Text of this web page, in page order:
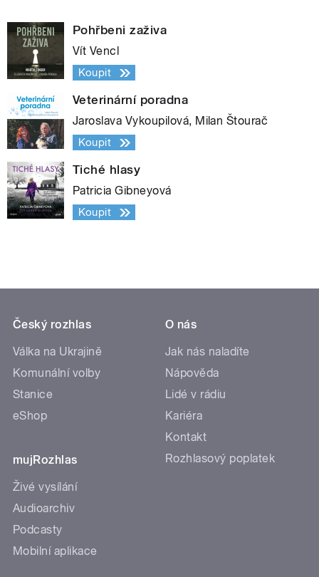
Pohřbeni zaživa
Vít Vencl
Koupit
Veterinární poradna
Jaroslava Vykoupilová, Milan Štourač
Koupit
Tiché hlasy
Patricia Gibneyová
Koupit
Český rozhlas
Válka na Ukrajině
Komunální volby
Stanice
eShop
mujRozhlas
Živé vysílání
Audioarchiv
Podcasty
Mobilní aplikace
O nás
Jak nás naladíte
Nápověda
Lidé v rádiu
Kariéra
Kontakt
Rozhlasový poplatek